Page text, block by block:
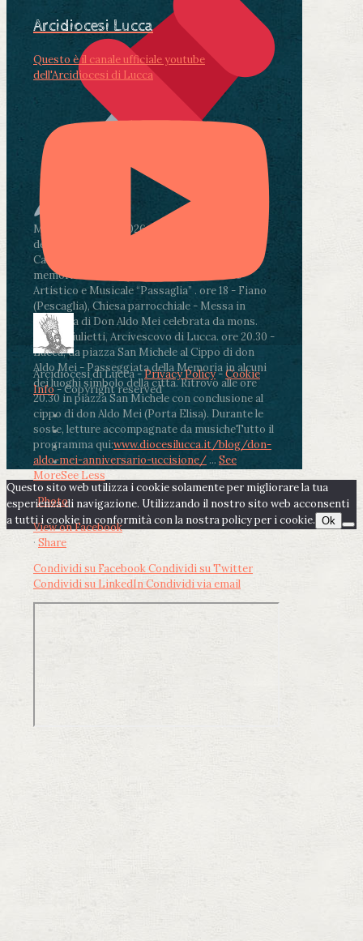
Martedì 4 agosto2026ore 11:30 - Lucca, Scuola
dell’Infanzia don Aldo Mei - Viale Castruccio
Castracani 435 - Inaugurazione murales in
memoria di don Aldo Mei curato dal Liceo
Artistico e Musicale “Passaglia” . ore 18 - Fiano
(Pescaglia), Chiesa parrocchiale - Messa in
memoria di Don Aldo Mei celebrata da mons.
Paolo Giulietti, Arcivescovo di Lucca. ore 20.30 -
Lucca, da piazza San Michele al Cippo di don
Aldo Mei - Passeggiata della Memoria in alcuni
dei luoghi simbolo della città. Ritrovo alle ore
20.30 in piazza San Michele con conclusione al
cippo di don Aldo Mei (Porta Elisa). Durante le
soste, letture accompagnate da musicheTutto il
programma qui:www.diocesilucca.it/blog/don-
aldo-mei-anniversario-uccisione/ ... See
MoreSee Less
Photo
View on Facebook
· Share
Condividi su FacebookCondividi su Twitter
Condividi su LinkedInCondividi via email
Arcidiocesi Lucca
Questo è il canale ufficiale youtube
dell'Arcidiocesi di Lucca
Arcidiocesi di Lucca -Privacy Policy-Cookie
Info- Copyright reserved
Questo sito web utilizza i cookie solamente per migliorare la tua
esperienza di navigazione. Utilizzando il nostro sito web acconsenti
a tutti i cookie in conformità con la nostra policy per i cookie. Ok